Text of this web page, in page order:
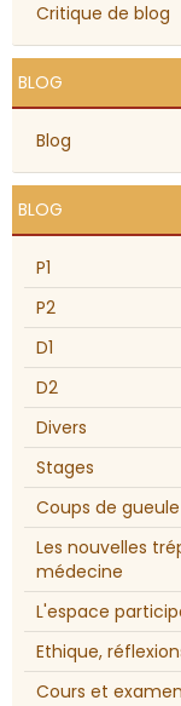
Critique de blog
BLOG
Blog
BLOG
P1
P2
D1
D2
Divers
Stages
Coups de
Les nouvelles
médecine
L'espace
Ethique,
Cours et